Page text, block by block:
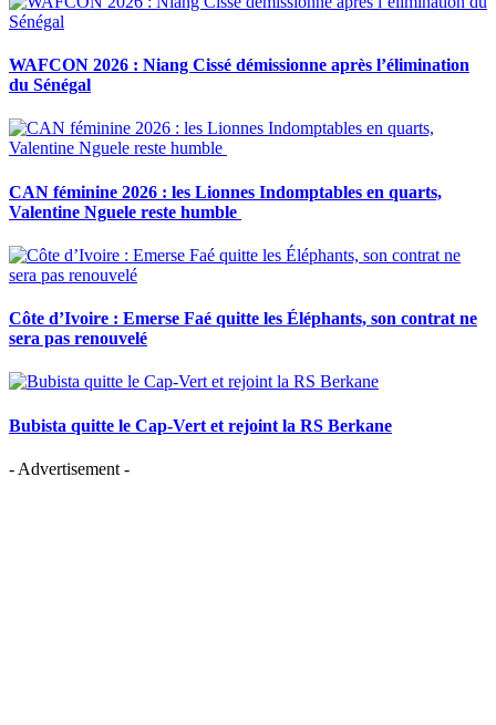
WAFCON 2026 : Niang Cissé démissionne après l’élimination
du Sénégal
CAN féminine 2026 : les Lionnes Indomptables en quarts,
Valentine Nguele reste humble
Côte d’Ivoire : Emerse Faé quitte les Éléphants, son contrat ne
sera pas renouvelé
Bubista quitte le Cap-Vert et rejoint la RS Berkane
- Advertisement -